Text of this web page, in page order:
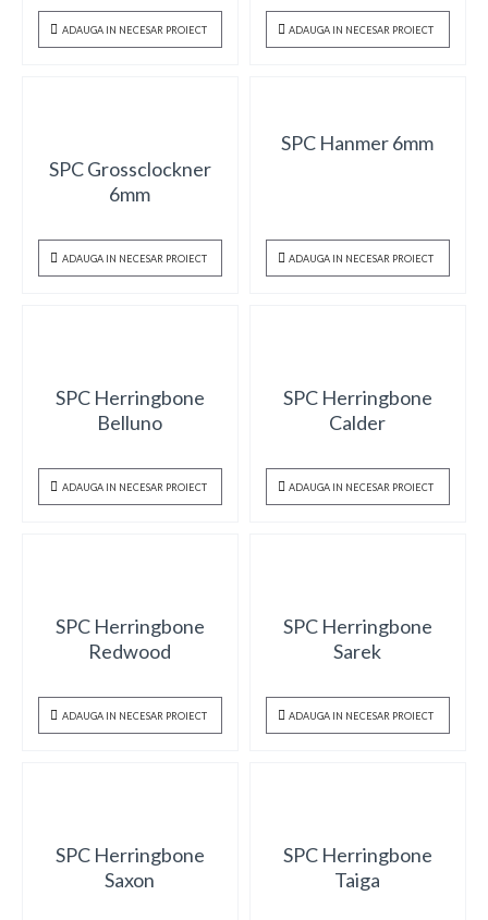
ADAUGA IN NECESAR PROIECT ADAUGA IN NECESAR PROIECT
SPC Grossclockner
6mm
ADAUGA IN NECESAR PROIECT
SPC Hanmer 6mm
ADAUGA IN NECESAR PROIECT
SPC Herringbone
Belluno
ADAUGA IN NECESAR PROIECT
SPC Herringbone
Calder
ADAUGA IN NECESAR PROIECT
SPC Herringbone
Redwood
ADAUGA IN NECESAR PROIECT
SPC Herringbone
Sarek
ADAUGA IN NECESAR PROIECT
SPC Herringbone
Saxon
SPC Herringbone
Taiga